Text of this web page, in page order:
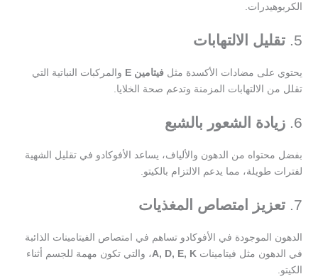
الكربوهيدرات.
5. تقليل الالتهابات
يحتوي على مضادات الأكسدة مثل فيتامين E
والمركبات النباتية التي
تقلل من الالتهابات المزمنة وتدعم صحة الخلايا.
6. زيادة الشعور بالشبع
بفضل محتواه من الدهون والألياف، يساعد الأفوكادو في تقليل الشهية
لفترات طويلة، مما يدعم الالتزام بالكيتو.
7. تعزيز امتصاص المغذيات
الدهون الموجودة في الأفوكادو تساهم في امتصاص الفيتامينات الذائبة
في الدهون مثل فيتامينات A, D, E, K، والتي تكون مهمة للجسم أثناء
الكيتو.